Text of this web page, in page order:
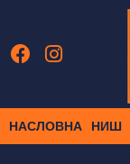
НАСЛОВНА НИШ